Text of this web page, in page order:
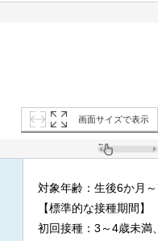
画面サイズで表示
対象年齢：生後6か月～
【標準的な接種期間】
初回接種：3～4歳未満